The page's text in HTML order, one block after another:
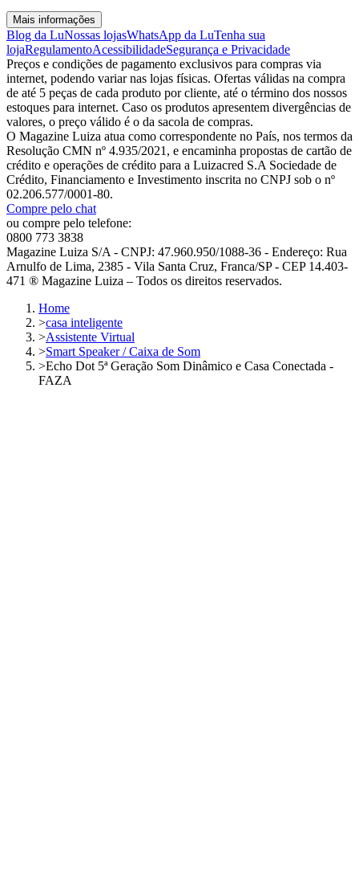
Mais informações
Blog da LuNossas lojasWhatsApp da LuTenha sua
lojaRegulamentoAcessibilidadeSegurança e Privacidade
Preços e condições de pagamento exclusivos para compras via
internet, podendo variar nas lojas físicas. Ofertas válidas na compra
de até 5 peças de cada produto por cliente, até o término dos nossos
estoques para internet. Caso os produtos apresentem divergências de
valores, o preço válido é o da sacola de compras.
O Magazine Luiza atua como correspondente no País, nos termos da
Resolução CMN nº 4.935/2021, e encaminha propostas de cartão de
crédito e operações de crédito para a Luizacred S.A Sociedade de
Crédito, Financiamento e Investimento inscrita no CNPJ sob o nº
02.206.577/0001-80.
Compre pelo chat
ou compre pelo telefone:
0800 773 3838
Magazine Luiza S/A - CNPJ: 47.960.950/1088-36 - Endereço: Rua
Arnulfo de Lima, 2385 - Vila Santa Cruz, Franca/SP - CEP 14.403-
471 ® Magazine Luiza – Todos os direitos reservados.
Home
>casa inteligente
>Assistente Virtual
>Smart Speaker / Caixa de Som
>Echo Dot 5ª Geração Som Dinâmico e Casa Conectada -
FAZA